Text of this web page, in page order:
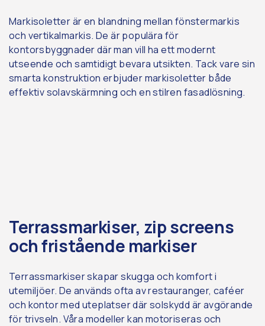
Markisoletter är en blandning mellan fönstermarkis
och vertikalmarkis. De är populära för
kontorsbyggnader där man vill ha ett modernt
utseende och samtidigt bevara utsikten. Tack vare sin
smarta konstruktion erbjuder markisoletter både
effektiv solavskärmning och en stilren fasadlösning.
Terrassmarkiser, zip screens
och fristående markiser
Terrassmarkiser skapar skugga och komfort i
utemiljöer. De används ofta av restauranger, caféer
och kontor med uteplatser där solskydd är avgörande
för trivseln. Våra modeller kan motoriseras och